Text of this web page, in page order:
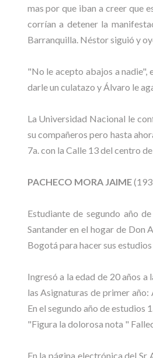
mas por que iban a creer que
corrían a detener la
Barranquilla. Néstor siguió y
"No le acepto abajos a
darle un culatazo y Álvaro le
La Universidad Nacional le
su compañeros pero hasta
7a. con la Calle 13 del centro
PACHECO MORA JAIME
Estudiante de segundo año
Santander en el hogar de Don
Bogotá para hacer sus
Ingresó a la edad de 20 años
las Asignaturas de primer
En el segundo año de
"Figura la dolorosa nota "
En la página electrónica del